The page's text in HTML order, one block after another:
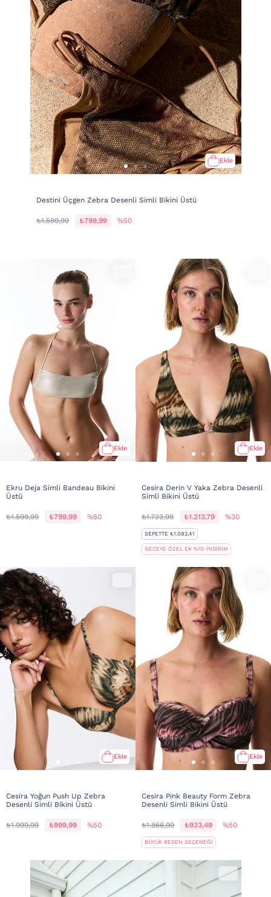
Ekle
Destini Üçgen Zebra Desenli Simli Bikini Üstü
₺1.599,99 ₺799,99 %50
Ekle
Ekru Deja Simli Bandeau Bikini
Üstü
₺1.599,99 ₺799,99 %50
Ekle
Cesira Derin V Yaka Zebra Desenli
Simli Bikini Üstü
₺1.733,99 ₺1.213,79 %30
SEPETTE ₺1.092,41
GECEYE ÖZEL EK %10 İNDİRİM
Ekle
Cesira Yoğun Push Up Zebra
Desenli Simli Bikini Üstü
₺1.999,99 ₺999,99 %50
Ekle
Cesira Pink Beauty Form Zebra
Desenli Simli Bikini Üstü
₺1.866,99 ₺933,49 %50
BÜYÜK BEDEN SEÇENEĞİ